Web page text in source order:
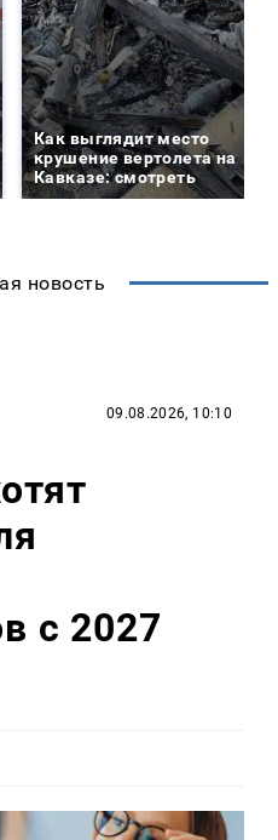
Как выглядит место
крушение вертолета на
Кавказе: смотреть
новость
09.08.2026, 10:10
с 2027